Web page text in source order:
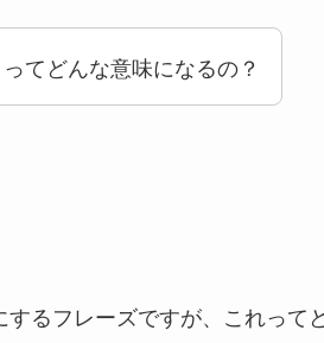
てどんな意味になるの？
るフレーズですが、これって